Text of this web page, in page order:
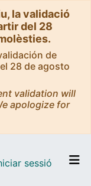
la validació
del 28
de
28 de agosto
validation will
apologize for
sessió (current)